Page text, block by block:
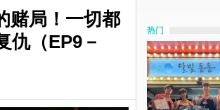
赌局！一切都
仇（EP9－
热门